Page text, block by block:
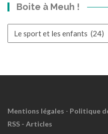
Boite à Meuh !
Mentions légales - Politique
RSS - Articles